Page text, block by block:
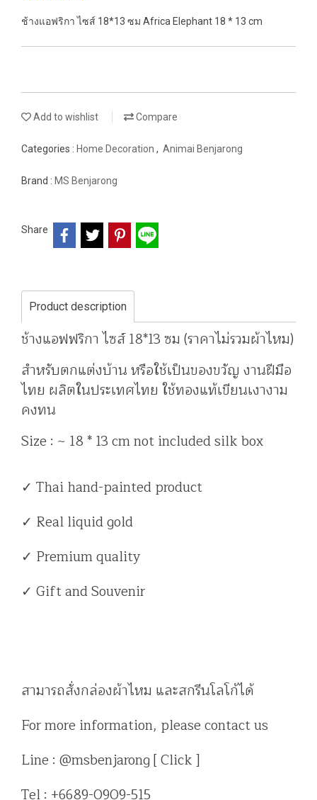
ช้างแอฟริกา ไซส์ 18*13 ซม Africa Elephant 18 * 13 cm
Add to wishlist Compare
Categories : Home Decoration , Animai Benjarong
Brand : MS Benjarong
Share
Product description
ช้างแอฟฟริกา ไซส์ 18*13 ซม (ราคาไม่รวมผ้าไหม)
สำหรับตกแต่งบ้าน หรือใช้เป็นของขวัญ งานฝีมือ
ไทย ผลิตในประเทศไทย ใช้ทองแท้เขียนเงางาม
คงทน
Size : ~ 18 * 13 cm not included silk box
✓ Thai hand-painted product
✓ Real liquid gold
✓ Premium quality
✓ Gift and Souvenir
สามารถสั่งกล่องผ้าไหม และสกรีนโลโก้ได้
For more information, please contact us
Line : @msbenjarong [ Click ]
Tel : +6689-0909-515